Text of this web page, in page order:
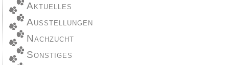
Aktuelles
Ausstellungen
Nachzucht
Sonstiges